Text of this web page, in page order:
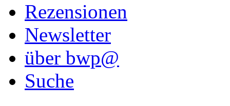
Rezensionen
Newsletter
über bwp@
Suche